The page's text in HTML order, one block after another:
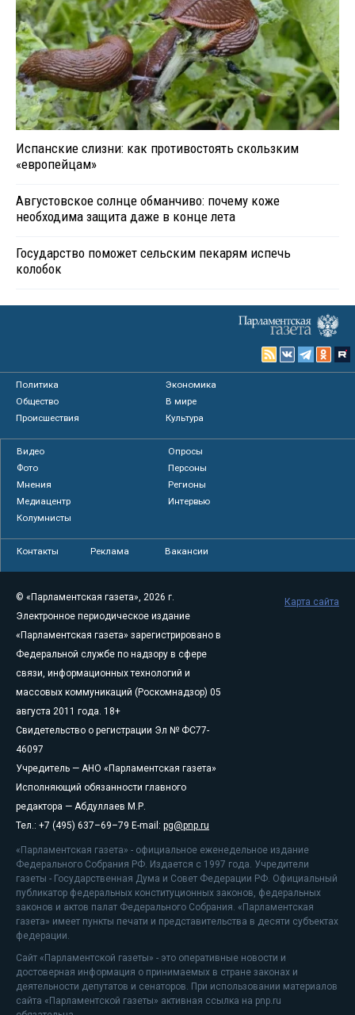
Испанские слизни: как противостоять скользким
«европейцам»
Августовское солнце обманчиво: почему коже
необходима защита даже в конце лета
Государство поможет сельским пекарям испечь
колобок
Политика
Экономика
Общество
В мире
Происшествия
Культура
Видео
Опросы
Фото
Персоны
Мнения
Регионы
Медиацентр
Интервью
Колумнисты
Контакты Реклама Вакансии
© «Парламентская газета», 2026 г.
Электронное периодическое издание
«Парламентская газета» зарегистрировано в
Федеральной службе по надзору в сфере
связи, информационных технологий и
массовых коммуникаций (Роскомнадзор) 05
августа 2011 года. 18+
Свидетельство о регистрации Эл № ФС77-
46097
Учредитель — АНО «Парламентская газета»
Исполняющий обязанности главного
редактора — Абдуллаев М.Р.
Тел.: +7 (495) 637–69–79 E-mail: pg@pnp.ru
«Парламентская газета» - официальное еженедельное издание
Федерального Собрания РФ. Издается с 1997 года. Учредители
газеты - Государственная Дума и Совет Федерации РФ. Официальный
публикатор федеральных конституционных законов, федеральных
законов и актов палат Федерального Собрания. «Парламентская
газета» имеет пункты печати и представительства в десяти субъектах
федерации.
Сайт «Парламентской газеты» - это оперативные новости и
достоверная информация о принимаемых в стране законах и
деятельности депутатов и сенаторов. При использовании материалов
сайта «Парламентской газеты» активная ссылка на pnp.ru
Карта сайта